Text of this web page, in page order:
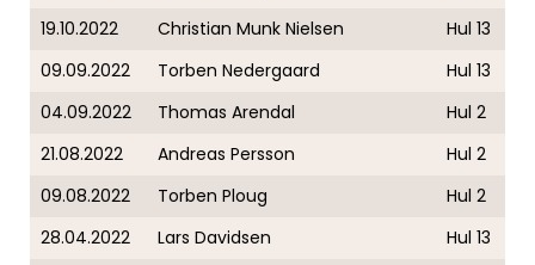
19.10.2022
Christian Munk Nielsen
Hul 13
09.09.2022
Torben Nedergaard
Hul 13
04.09.2022
Thomas Arendal
Hul 2
21.08.2022
Andreas Persson
Hul 2
09.08.2022
Torben Ploug
Hul 2
28.04.2022
Lars Davidsen
Hul 13